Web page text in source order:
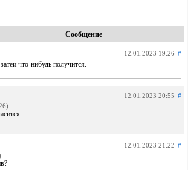
Сообщение
12.01.2023 19:26 #
что-нибудь получится.
12.01.2023 20:55 #
12.01.2023 21:22 #